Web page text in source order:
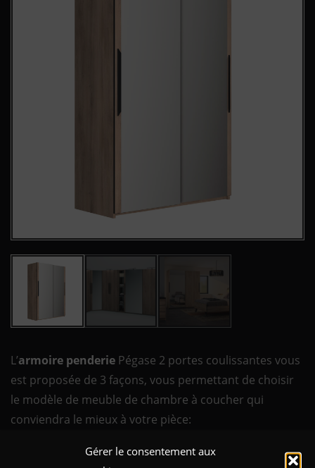
Gérer le consentement aux
L’armoire penderie Pégase 2 portes coulissantes vous
est proposée de 3 façons, vous permettant de choisir
le modèle de meuble de chambre à coucher qui
conviendra le mieux à votre pièce:
2 portes coulissantes en 2 portes pleines